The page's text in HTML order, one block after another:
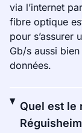
via l’internet
fibre optique
pour s’assurer
Gb/s aussi
données.
Quel est le